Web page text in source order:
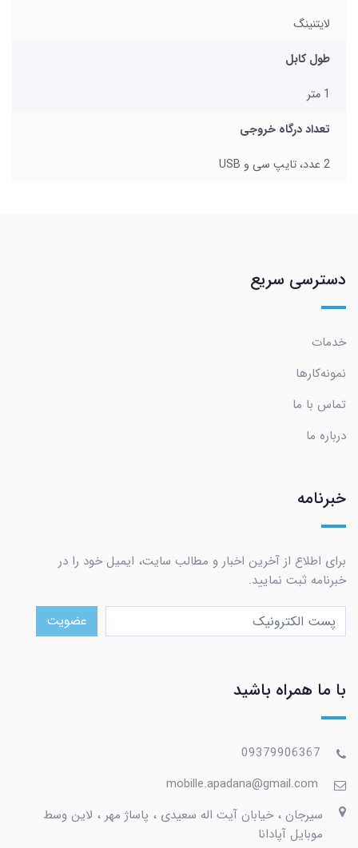
لایتنینگ
طول کابل
1 متر
تعداد درگاه خروجی
2 عدد، تایپ سی و USB
دسترسی سریع
خدمات
نمونه‌کارها
تماس با ما
درباره ما
خبرنامه
برای اطلاع از آخرین اخبار و مطالب سایت، ایمیل خود را در
خبرنامه ثبت نمایید.
عضویت
با ما همراه باشید
09379906367
mobille.apadana@gmail.com
سیرجان ، خیابان آیت اله سعیدی ، پاساژ مهر ، لاین وسط
موبایل آپادانا